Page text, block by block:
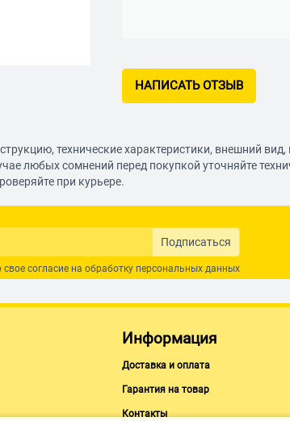
НАПИСАТЬ ОТЗЫВ
технические характеристики, внешний
любых сомнений перед покупкой уточняйте
при курьере.
Подписаться
согласие на обработку персональных данных
Информация
Доставка и оплата
Гарантия на товар
Контакты